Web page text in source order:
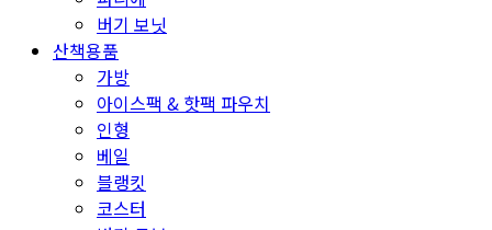
버기 보닛
산책용품
가방
아이스팩 & 핫팩 파우치
인형
베일
블랭킷
코스터